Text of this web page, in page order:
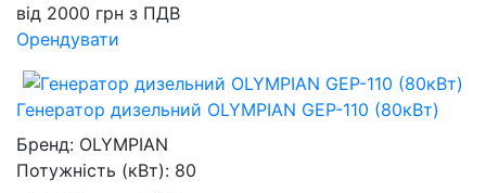
від 2000 грн з ПДВ
Орендувати
Генератор дизельний OLYMPIAN GEP-110 (80кВт)
Бренд: OLYMPIAN
Потужність (кВт): 80